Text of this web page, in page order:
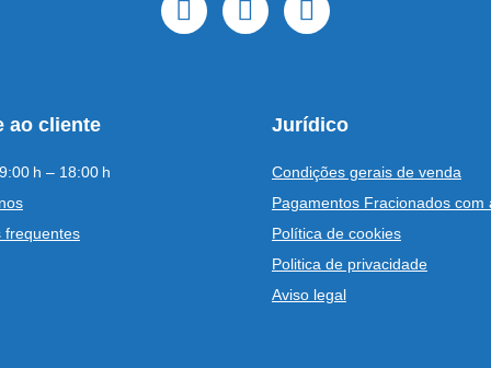
ao cliente
h – 18:00 h
frequentes
Jurídico
Condições gerais de venda
Pagamentos Fracionados com
Política de cookies
Politica de privacidade
Aviso legal